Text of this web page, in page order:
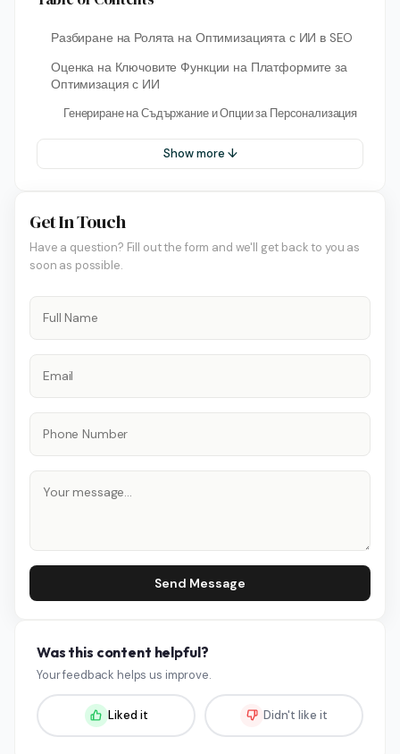
Разбиране на Ролята на Оптимизацията с ИИ в SEO
Оценка на Ключовите Функции на Платформите за
Оптимизация с ИИ
Генериране на Съдържание и Опции за Персонализация
Show more ↓
Get In Touch
Have a question? Fill out the form and we'll get back to you as
soon as possible.
Send Message
Was this content helpful?
Your feedback helps us improve.
Liked it Didn't like it